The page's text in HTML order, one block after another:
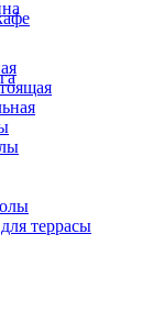
террасы